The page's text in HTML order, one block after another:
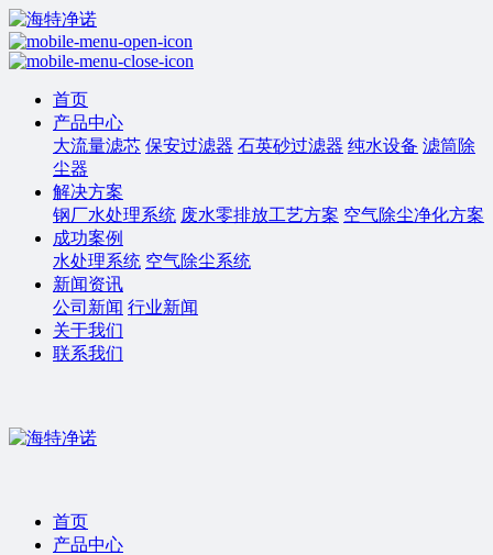
首页
产品中心
大流量滤芯 保安过滤器 石英砂过滤器 纯水设备 滤筒除
尘器
解决方案
钢厂水处理系统 废水零排放工艺方案 空气除尘净化方案
成功案例
水处理系统 空气除尘系统
新闻资讯
公司新闻 行业新闻
关于我们
联系我们
首页
产品中心